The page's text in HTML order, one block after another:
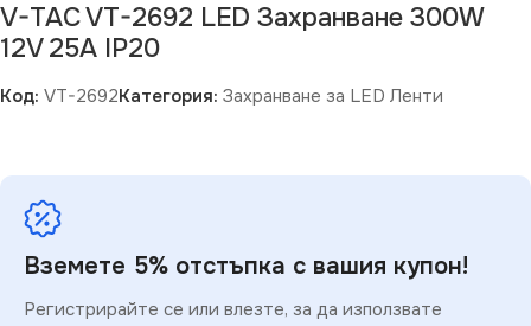
V-TAC VT-2692 LED Захранване 300W
12V 25A IP20
Код: VT-2692Категория: Захранване за LED Ленти
Вземете 5% отстъпка с вашия купон!
Регистрирайте се или влезте, за да използвате